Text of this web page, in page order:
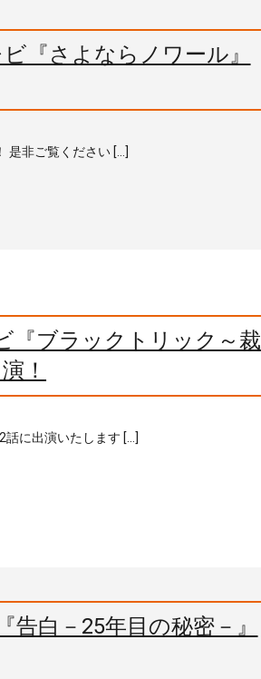
『さよならノワール』
是非ご覧ください […]
『ブラックトリック～裁
！
に出演いたします […]
告白－25年目の秘密－』